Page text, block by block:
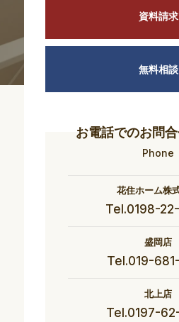
資料請求
無料相談
お電話でのお問
Phone
花住ホーム株
Tel.0198-
盛岡店
Tel.019-
北上店
Tel.0197-